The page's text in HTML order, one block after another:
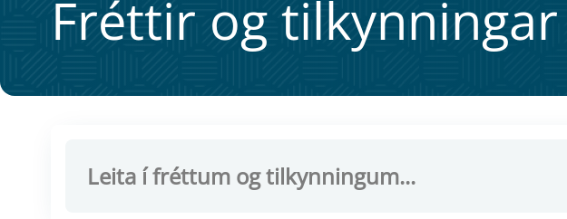
Frétt­ir og til­kynn­ing­ar